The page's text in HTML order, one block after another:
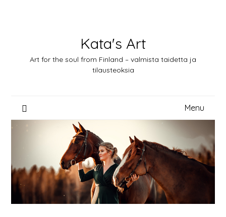
Kata's Art
Art for the soul from Finland – valmista taidetta ja
tilausteoksia
Menu